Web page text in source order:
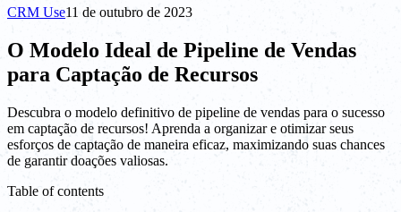
CRM Use11 de outubro de 2023
O Modelo Ideal de Pipeline de Vendas
para Captação de Recursos
Descubra o modelo definitivo de pipeline de vendas para o sucesso
em captação de recursos! Aprenda a organizar e otimizar seus
esforços de captação de maneira eficaz, maximizando suas chances
de garantir doações valiosas.
Table of contents